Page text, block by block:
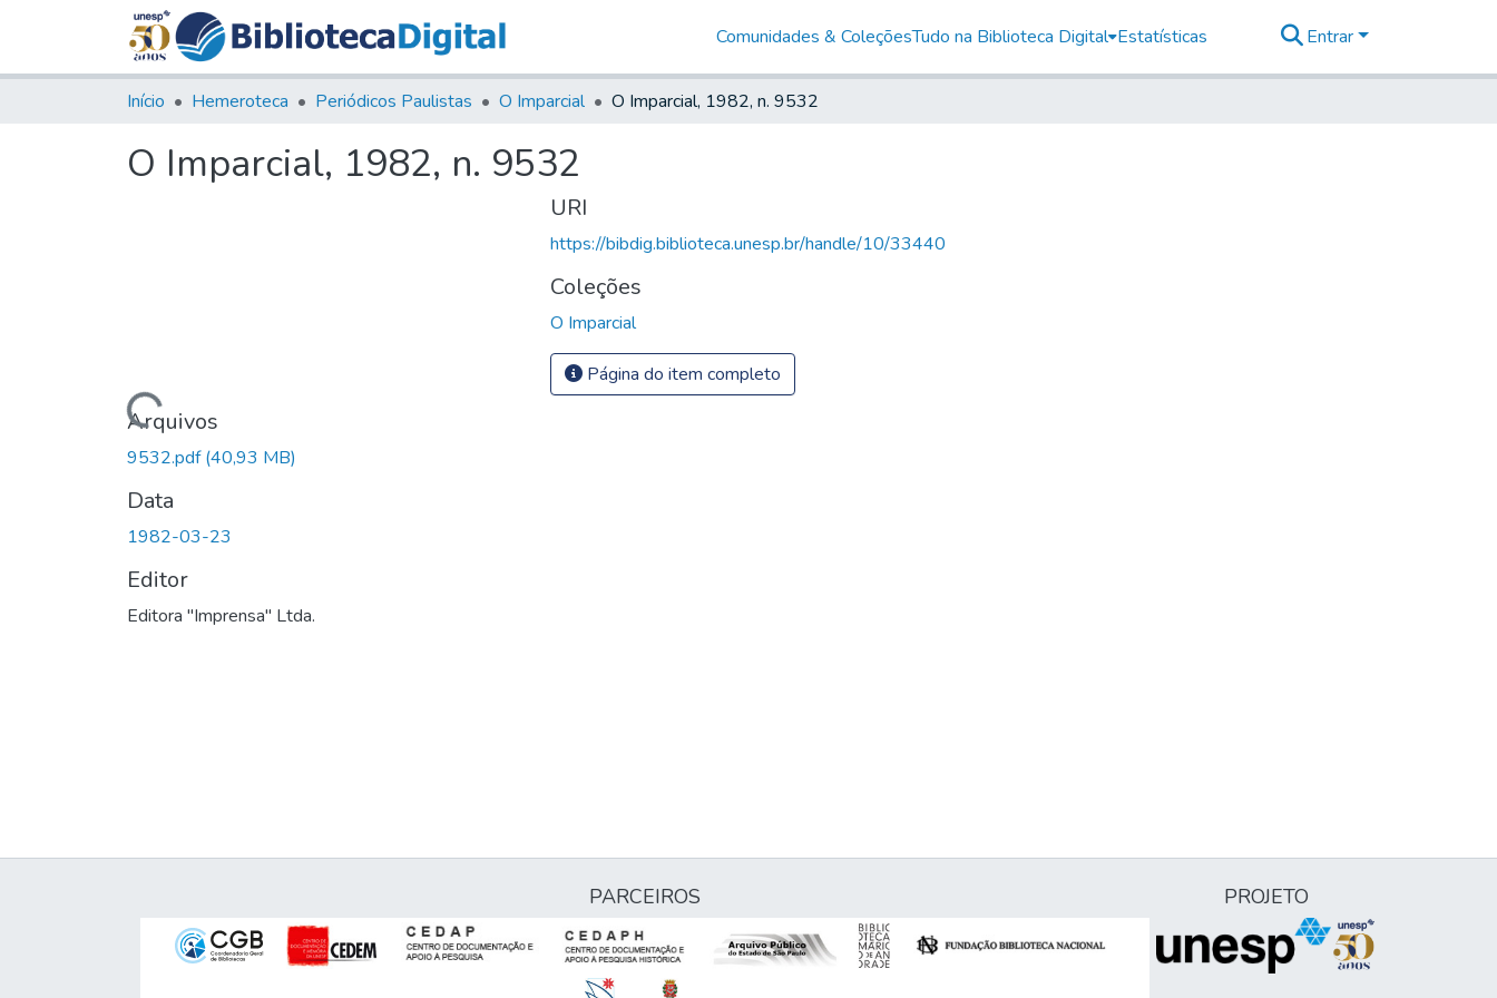
Comunidades & ColeçõesTudo na Biblioteca Digital Estatísticas Entrar
Início Hemeroteca Periódicos Paulistas O Imparcial O Imparcial, 1982, n. 9532
O Imparcial, 1982, n. 9532
Carregando...
Arquivos
9532.pdf(40,93 MB)
Data
1982-03-23
Editor
Editora "Imprensa" Ltda.
URI
https://bibdig.biblioteca.unesp.br/handle/10/33440
Coleções
O Imparcial
Página do item completo
PARCEIROS PROJETO